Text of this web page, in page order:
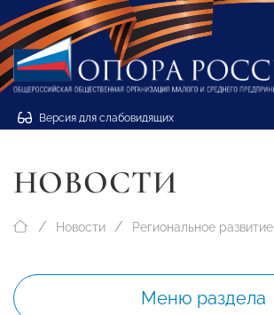
Версия для слабовидящих
НОВОСТИ
Новости Региональное развитие
Меню раздела